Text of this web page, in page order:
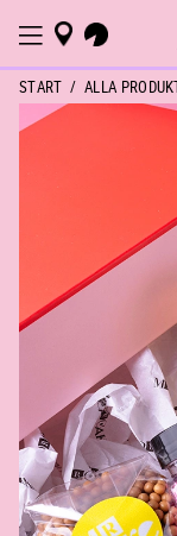
START ALLA